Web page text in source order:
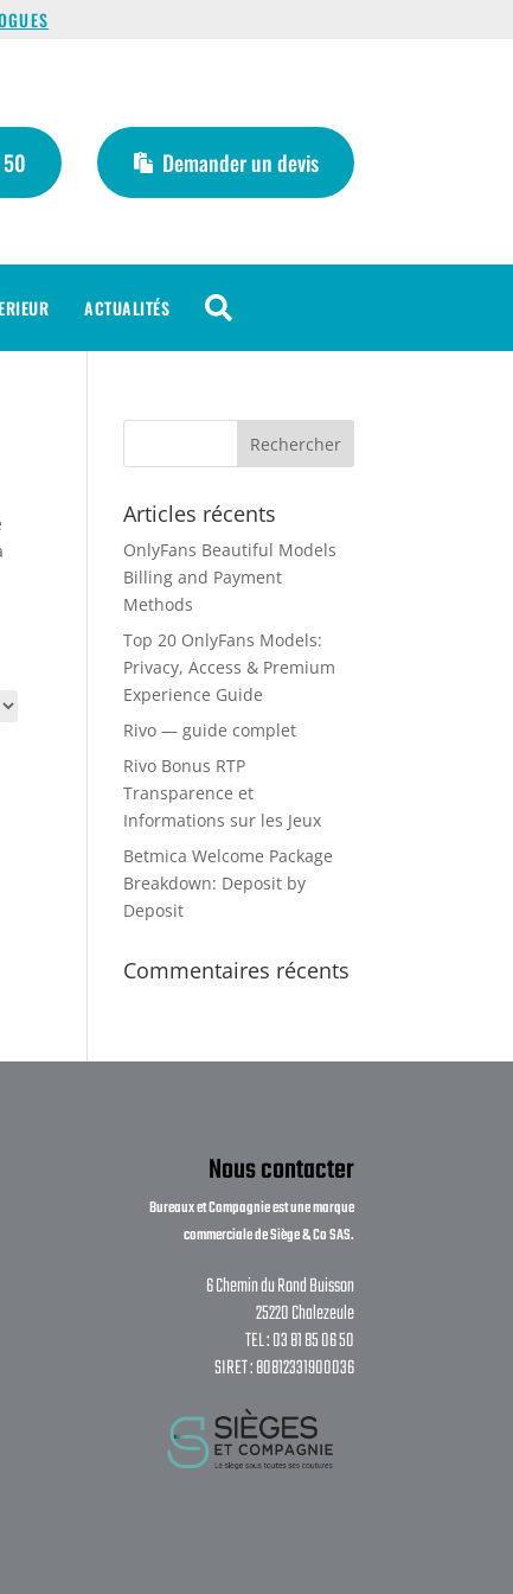
Demander un devis
ACTUALITÉS 
Articles récents
OnlyFans Beautiful Models
Billing and Payment
Methods
Top 20 OnlyFans Models:
Privacy, Access & Premium
Experience Guide
Rivo — guide complet
Rivo Bonus RTP
Transparence et
Informations sur les Jeux
Betmica Welcome Package
Breakdown: Deposit by
Deposit
Commentaires récents
Nous contacter
Bureaux et Compagnie est une marque
commerciale de Siège & Co SAS.
6 Chemin du Rond Buisson
25220 Chalezeule
TEL : 03 81 85 06 50
SIRET : 80812331900036